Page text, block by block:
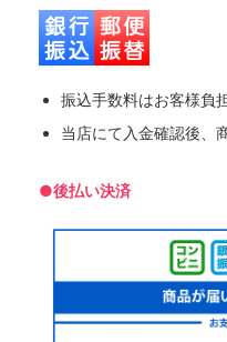
振込手数料はお客様負
当店にて入金確認後、
●後払い決済